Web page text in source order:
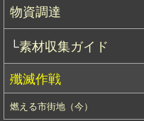
物資調達
└素材収集ガイド
殲滅作戦
燃える市街地（今）